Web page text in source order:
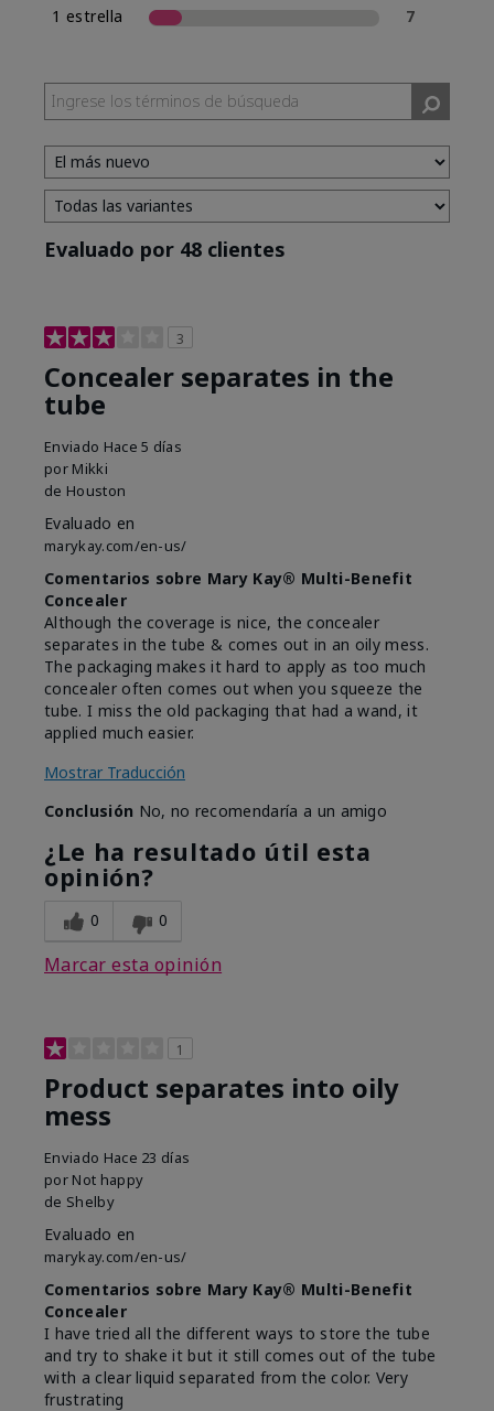
1 estrella
7
Evaluado por 48 clientes
3
Concealer separates in the
tube
Enviado Hace 5 días
por Mikki
de Houston
Evaluado en
marykay.com/en-us/
Comentarios sobre Mary Kay® Multi-Benefit
Concealer
Although the coverage is nice, the concealer
separates in the tube & comes out in an oily mess.
The packaging makes it hard to apply as too much
concealer often comes out when you squeeze the
tube. I miss the old packaging that had a wand, it
applied much easier.
Mostrar Traducción
Conclusión No, no recomendaría a un amigo
¿Le ha resultado útil esta
opinión?
0 0
Marcar esta opinión
1
Product separates into oily
mess
Enviado Hace 23 días
por Not happy
de Shelby
Evaluado en
marykay.com/en-us/
Comentarios sobre Mary Kay® Multi-Benefit
Concealer
I have tried all the different ways to store the tube
and try to shake it but it still comes out of the tube
with a clear liquid separated from the color. Very
frustrating